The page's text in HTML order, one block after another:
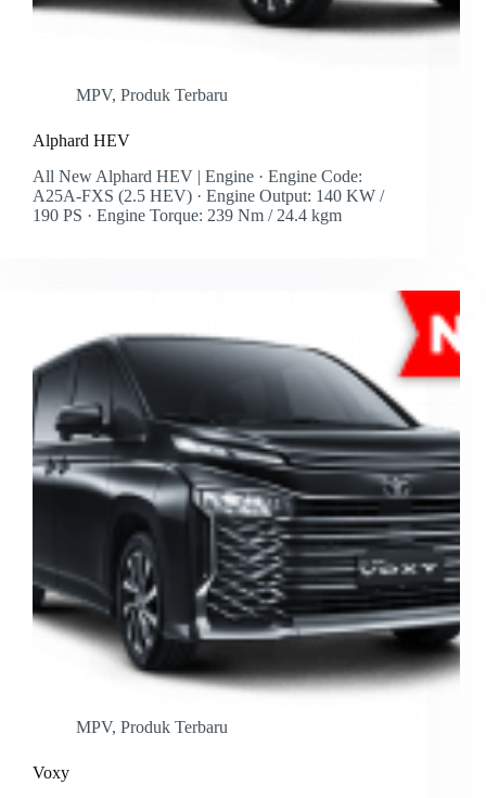
MPV, Produk Terbaru
Alphard HEV
All New Alphard HEV | Engine · Engine Code:
A25A-FXS (2.5 HEV) · Engine Output: 140 KW /
190 PS · Engine Torque: 239 Nm / 24.4 kgm
MPV, Produk Terbaru
Voxy